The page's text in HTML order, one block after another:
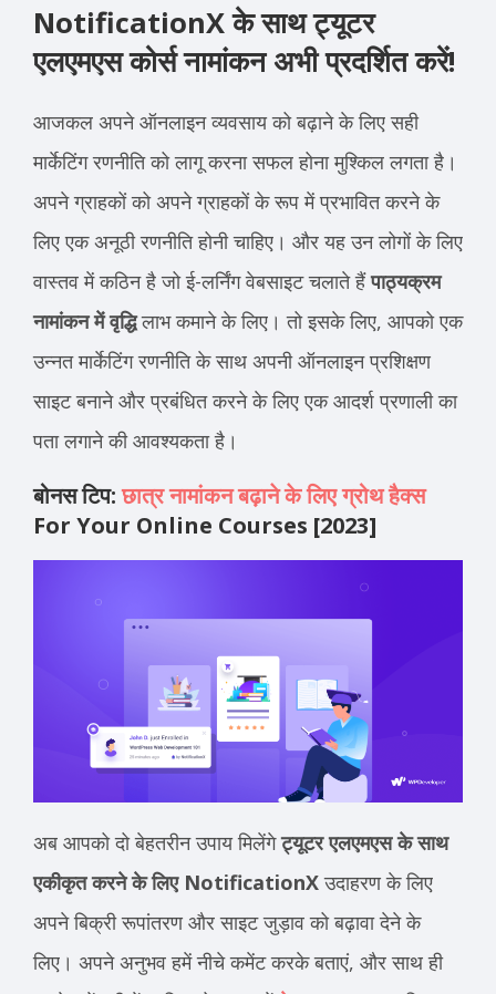
NotificationX के साथ ट्यूटर
एलएमएस कोर्स नामांकन अभी प्रदर्शित करें!
आजकल अपने ऑनलाइन व्यवसाय को बढ़ाने के लिए सही
मार्केटिंग रणनीति को लागू करना सफल होना मुश्किल लगता है।
अपने ग्राहकों को अपने ग्राहकों के रूप में प्रभावित करने के
लिए एक अनूठी रणनीति होनी चाहिए। और यह उन लोगों के लिए
वास्तव में कठिन है जो ई-लर्निंग वेबसाइट चलाते हैंपाठ्यक्रम
नामांकन में वृद्धिलाभ कमाने के लिए। तो इसके लिए, आपको एक
उन्नत मार्केटिंग रणनीति के साथ अपनी ऑनलाइन प्रशिक्षण
साइट बनाने और प्रबंधित करने के लिए एक आदर्श प्रणाली का
पता लगाने की आवश्यकता है।
बोनस टिप:छात्र नामांकन बढ़ाने के लिए ग्रोथ हैक्स
For Your Online Courses [2023]
अब आपको दो बेहतरीन उपाय मिलेंगेट्यूटर एलएमएस के साथ
एकीकृत करने के लिए NotificationXउदाहरण के लिए
अपने बिक्री रूपांतरण और साइट जुड़ाव को बढ़ावा देने के
लिए। अपने अनुभव हमें नीचे कमेंट करके बताएं, और साथ ही